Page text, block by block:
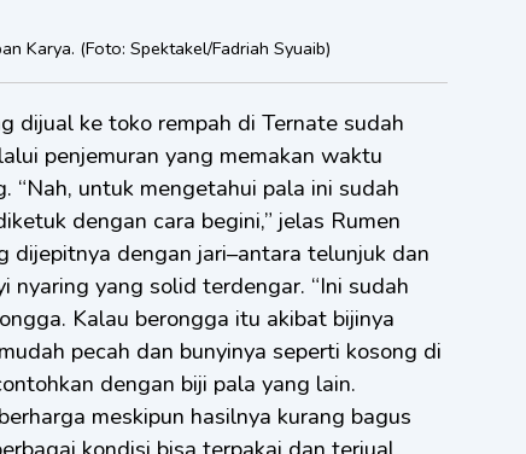
Karya. (Foto: Spektakel/Fadriah Syuaib)
dijual ke toko rempah di Ternate sudah
penjemuran yang memakan waktu
“Nah, untuk mengetahui pala ini sudah
dengan cara begini,” jelas Rumen
dijepitnya dengan jari–antara telunjuk dan
nyaring yang solid terdengar. “Ini sudah
Kalau berongga itu akibat bijinya
pecah dan bunyinya seperti kosong di
dengan biji pala yang lain.
meskipun hasilnya kurang bagus